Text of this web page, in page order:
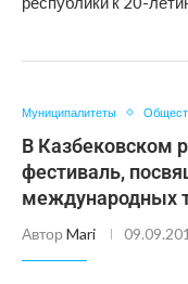
Муниципалитеты
В Казбековском
фестиваль,
международных
Автор Mari